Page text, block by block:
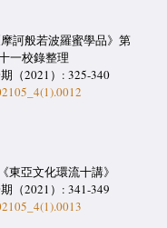
訶般若波羅蜜學品》第
一校錄整理
（2021）: 325-340
亞文化環流十講》
（2021）: 341-349